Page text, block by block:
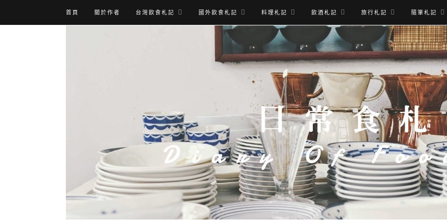
首頁 關於作者 台灣飲食札記 國外飲食札記 料理札記 飲酒札記 旅行札記 隨筆札記